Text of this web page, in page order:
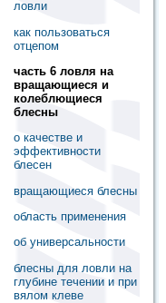
ловли
как пользоваться
отцепом
часть 6 ловля на
вращающиеся и
колеблющиеся
блесны
о качестве и
эффективности
блесен
вращающиеся блесны
область применения
об универсальности
блесны для ловли на
глубине течении и при
вялом клеве